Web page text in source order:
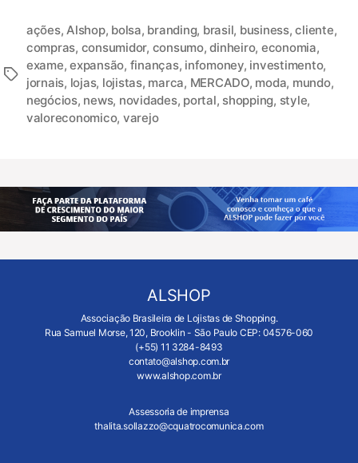
ações,Alshop, bolsa, branding, brasil, business,cliente,
compras, consumidor, consumo,dinheiro, economia,
exame,expansão, finanças, infomoney, investimento,
jornais, lojas, lojistas, marca, MERCADO, moda, mundo,
negócios, news, novidades, portal, shopping, style,
valoreconomico, varejo
ALSHOP
Associação Brasileira de Lojistas de Shopping.
Rua Samuel Morse, 120, Brooklin - São Paulo CEP: 04576-060
(+55) 11 3284-8493
contato@alshop.com.br
www.alshop.com.br
Assessoria de imprensa
thalita.sollazzo@cquatrocomunica.com